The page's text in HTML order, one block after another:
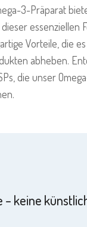
3-Präparat
essenziellen
Vorteile, die
abheben.
die unser
– keine